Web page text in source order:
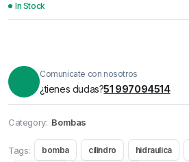
In Stock
Comunícate con nosotros
¿tienes dudas?51 997094514
Category: Bombas
Tags: bomba cilindro hidraulica